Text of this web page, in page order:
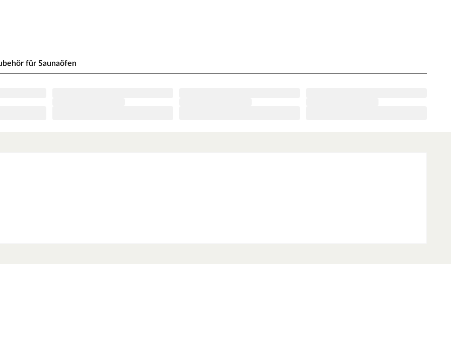
in kleinen Räumen, da sie platzsparend sind,
Ablauf (4 L Füllmenge). Abnehmbares Bodenblech
zum Beispiel für ätherische Öle.
für Saunaöfen